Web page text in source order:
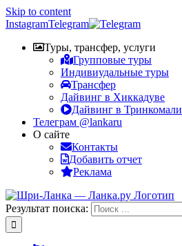
Skip to content
InstagramTelegram
Туры, трансфер, услуги
Групповые туры
Индивиудальные туры
Трансфер
Дайвинг в Хиккадуве
Дайвинг в Тринкомали
Телеграм @lankaru
О сайте
Контакты
Добавить отчет
Реклама
Результат поиска: